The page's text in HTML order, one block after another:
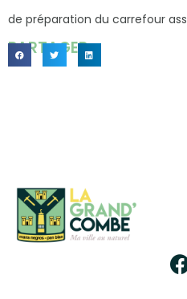
de préparation du carrefour
PARTAGER...